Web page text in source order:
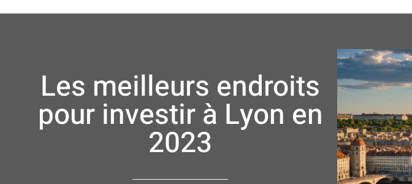
Les meilleurs endroits
pour investir à Lyon en
2023